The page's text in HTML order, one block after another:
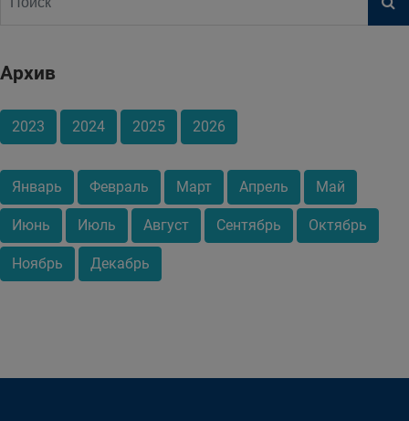
Архив
2023 2024 2025 2026
Январь Февраль Март Апрель Май
Июнь Июль Август Сентябрь Октябрь
Ноябрь Декабрь